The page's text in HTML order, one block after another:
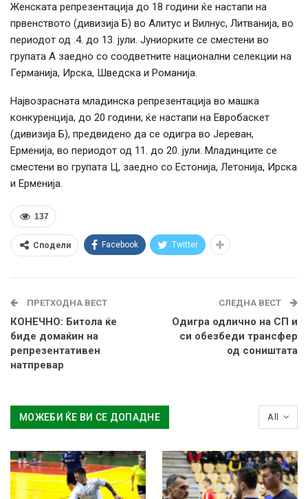
Женската репрезентација до 18 години ќе настапи на
првенството (дивизија Б) во Алитус и Вилнус, Литванија, во
периодот од .4. до 13. јули. Јуниорките се сместени во
групата А заедно со соодветните национални селекции на
Германија, Ирска, Шведска и Романија.
Највозрасната младинска репрезентација во машка
конкуренција, до 20 години, ќе настапи на Евробаскет
(дивизија Б), предвидено да се одигра во Јереван,
Ерменија, во периодот од 11. до 20. јули. Младинците се
сместени во групата Ц, заедно со Естонија, Летонија, Ирска
и Ерменија.
137
Сподели Facebook Twitter
ПРЕТХОДНА ВЕСТ
КОНЕЧНО: Битола ќе
биде домаќин на
репрезентативен
натпревар
СЛЕДНА ВЕСТ
Одигра одлично на СП и
си обезбеди трансфер
од соништата
All
МОЖЕБИ ЌЕ ВИ СЕ ДОПАДНЕ